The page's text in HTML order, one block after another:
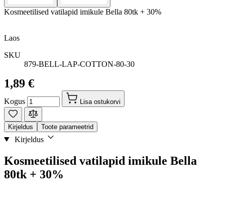
Kosmeetilised vatilapid imikule Bella 80tk + 30%
Laos
SKU
879-BELL-LAP-COTTON-80-30
1,89 €
Kogus Lisa ostukorvi
Kirjeldus Toote parameetrid
Kirjeldus
Kosmeetilised vatilapid imikule Bella
80tk + 30%